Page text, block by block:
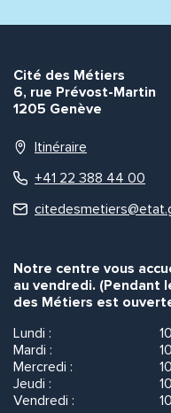
Cité des Métiers
6, rue Prévost-Martin
1205 Genève
Itinéraire
+41 22 388 44 00
Notre centre vous
au vendredi. (Pendant
des Métiers est
Lundi :
Mardi :
Mercredi :
Jeudi :
Vendredi :